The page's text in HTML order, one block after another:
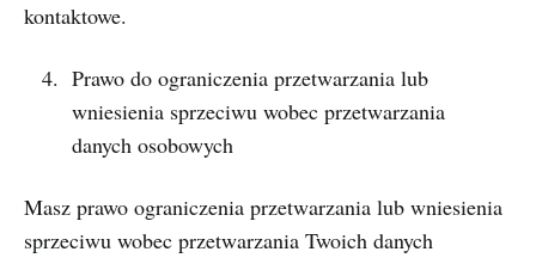
kontaktowe.
Prawo do ograniczenia przetwarzania lub
wniesienia sprzeciwu wobec przetwarzania
danych osobowych
Masz prawo ograniczenia przetwarzania lub wniesienia
sprzeciwu wobec przetwarzania Twoich danych